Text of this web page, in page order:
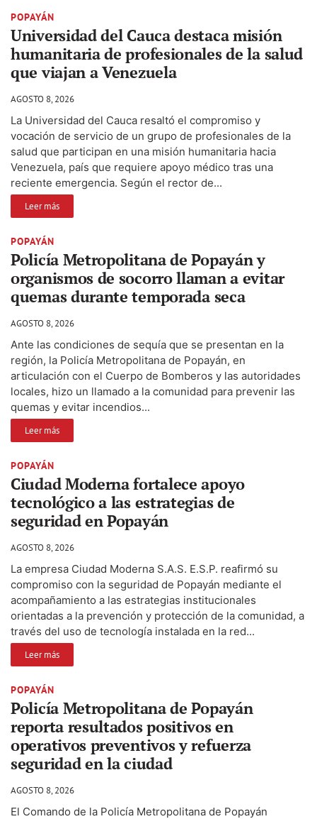
POPAYÁN
Universidad del Cauca destaca misión
humanitaria de profesionales de la salud
que viajan a Venezuela
AGOSTO 8, 2026
La Universidad del Cauca resaltó el compromiso y
vocación de servicio de un grupo de profesionales de la
salud que participan en una misión humanitaria hacia
Venezuela, país que requiere apoyo médico tras una
reciente emergencia. Según el rector de...
Leer más
POPAYÁN
Policía Metropolitana de Popayán y
organismos de socorro llaman a evitar
quemas durante temporada seca
AGOSTO 8, 2026
Ante las condiciones de sequía que se presentan en la
región, la Policía Metropolitana de Popayán, en
articulación con el Cuerpo de Bomberos y las autoridades
locales, hizo un llamado a la comunidad para prevenir las
quemas y evitar incendios...
Leer más
POPAYÁN
Ciudad Moderna fortalece apoyo
tecnológico a las estrategias de
seguridad en Popayán
AGOSTO 8, 2026
La empresa Ciudad Moderna S.A.S. E.S.P. reafirmó su
compromiso con la seguridad de Popayán mediante el
acompañamiento a las estrategias institucionales
orientadas a la prevención y protección de la comunidad, a
través del uso de tecnología instalada en la red...
Leer más
POPAYÁN
Policía Metropolitana de Popayán
reporta resultados positivos en
operativos preventivos y refuerza
seguridad en la ciudad
AGOSTO 8, 2026
El Comando de la Policía Metropolitana de Popayán